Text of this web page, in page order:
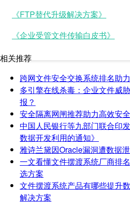
《FTP替代升级解决方案》
《企业受管文件传输白皮书》
相关推荐
跨网文件安全交换系统排名助
多引擎在线杀毒：企业文件威
报？
安全隔离网闸推荐助力高效安
中国人民银行等九部门联合印
数据开发利用的通知》
雅诗兰黛因Oracle漏洞遭数据
一文看懂文件摆渡系统厂商排
选方案
文件摆渡系统产品有哪些提升
解决方案